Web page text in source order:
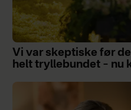
Vi var skeptiske før
helt tryllebundet – nu